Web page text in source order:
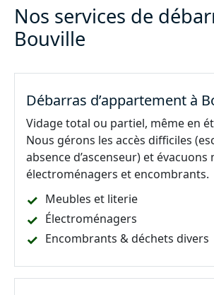
Nos services de
Bouville
Débarras d’appartement à
Vidage total ou partiel, même en
Nous gérons les accès difficiles
absence d’ascenseur) et évacuons
électroménagers et encombrants.
Meubles et literie
Électroménagers
Encombrants & déchets divers